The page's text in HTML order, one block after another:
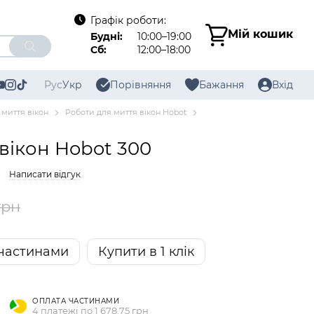
Графік роботи:
Будні:
10:00–19:00
Сб:
12:00–18:00
Мій кошик
РусУкр Порівняння Бажання Вхід
вікон
Роботи для миття вікон Hobot
Hobot 300
Написати відгук
Купити в 1 клік
ОПЛАТА ЧАСТИНАМИ
4 платежі по 1 678.75 грн